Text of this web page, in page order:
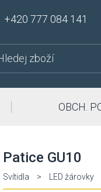
+420 777 084 141
OBCH.
Patice GU10
Svítidla > LED žárovky